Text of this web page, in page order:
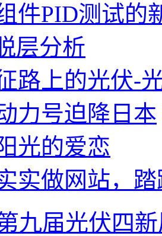
件PID测试的
层分析
路上的光伏-
力号迫降日本
光的爱恋
实做网站，
九届光伏四